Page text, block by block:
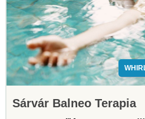
Sárvár Balneo Terapia